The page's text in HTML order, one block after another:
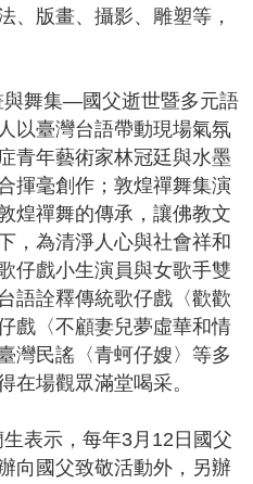
、版畫、攝影、雕塑等，
舞集—國父逝世暨多元語
以臺灣台語帶動現場氣氛
青年藝術家林冠廷與水墨
揮毫創作；敦煌禪舞集演
煌禪舞的傳承，讓佛教文
，為清淨人心與社會祥和
仔戲小生演員與女歌手雙
語詮釋傳統歌仔戲〈歡歡
戲〈不顧妻兒夢虛華和情
灣民謠〈青蚵仔嫂〉等多
在場觀眾滿堂喝采。
表示，每年3月12日國父
向國父致敬活動外，另辦